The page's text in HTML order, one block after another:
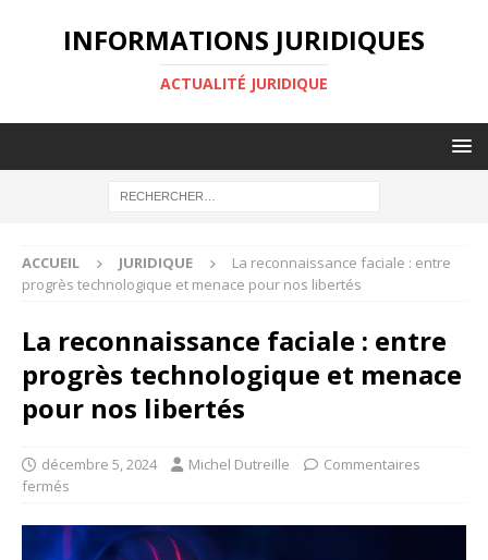
INFORMATIONS JURIDIQUES
ACTUALITÉ JURIDIQUE
ACCUEIL JURIDIQUE
La reconnaissance faciale : entre
progrès technologique et menace pour nos libertés
La reconnaissance faciale : entre
progrès technologique et menace
pour nos libertés
décembre 5, 2024 Michel Dutreille
Commentaires
fermés